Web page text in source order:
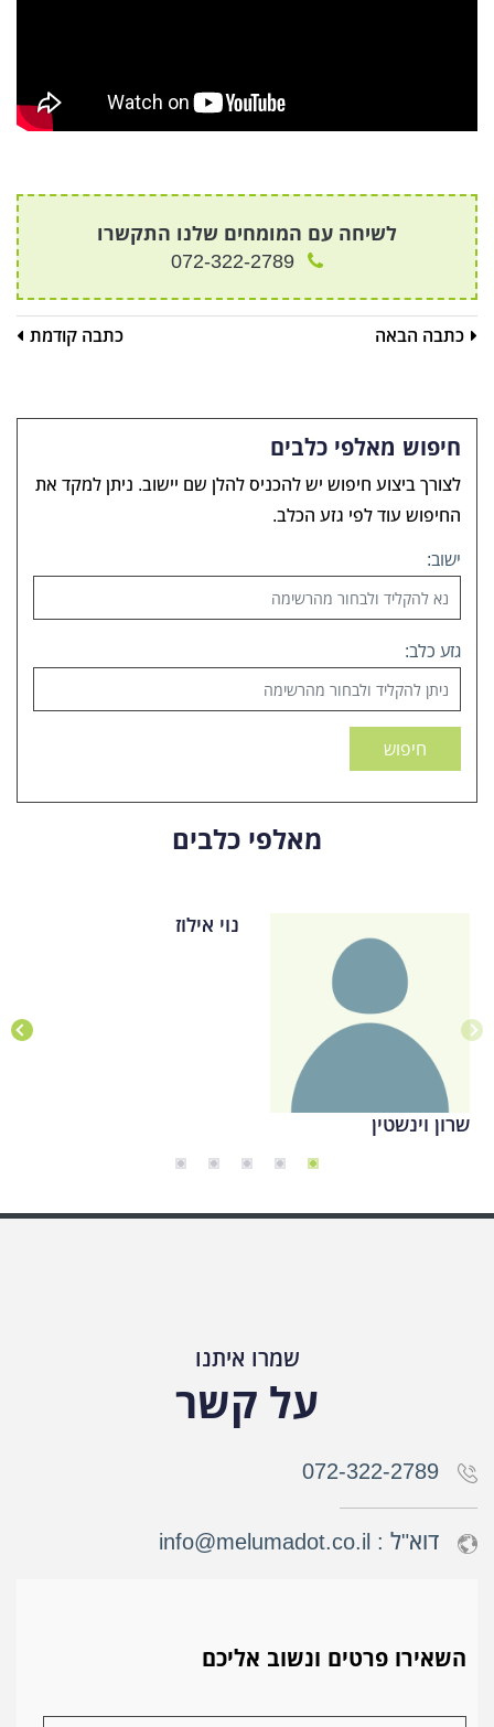
לשיחה עם המומחים שלנו התקשרו
כתבה הבאה כתבה קודמת
חיפוש מאלפי כלבים
לצורך ביצוע חיפוש יש להכניס להלן שם יישוב. ניתן למקד את
החיפוש עוד לפי גזע הכלב.
ישוב:
גזע כלב:
חיפוש
מאלפי כלבים
נוי אילוז
שרון וינשטין
שמרו איתנו
על קשר
072-322-2789
דוא"ל : info@melumadot.co.il
השאירו פרטים ונשוב אליכם